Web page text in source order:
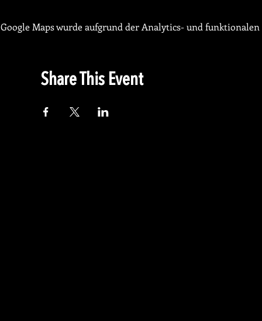
Google Maps wurde aufgrund der Analytics- und
Share This Event